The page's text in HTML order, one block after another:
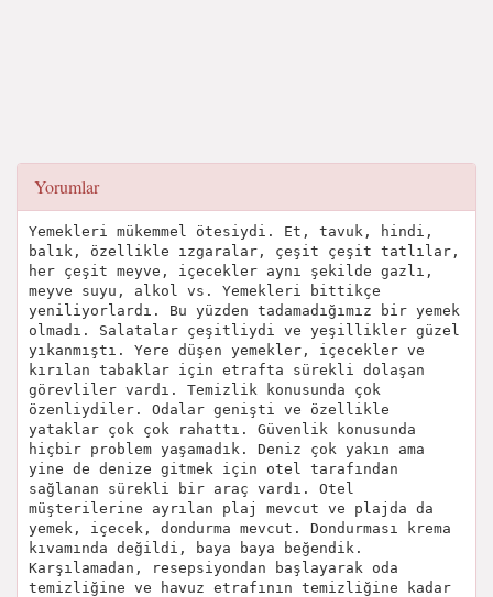
Yorumlar
Yemekleri mükemmel ötesiydi. Et, tavuk, hindi,
balık, özellikle ızgaralar, çeşit çeşit tatlılar,
her çeşit meyve, içecekler aynı şekilde gazlı,
meyve suyu, alkol vs. Yemekleri bittikçe
yeniliyorlardı. Bu yüzden tadamadığımız bir yemek
olmadı. Salatalar çeşitliydi ve yeşillikler güzel
yıkanmıştı. Yere düşen yemekler, içecekler ve
kırılan tabaklar için etrafta sürekli dolaşan
görevliler vardı. Temizlik konusunda çok
özenliydiler. Odalar genişti ve özellikle
yataklar çok çok rahattı. Güvenlik konusunda
hiçbir problem yaşamadık. Deniz çok yakın ama
yine de denize gitmek için otel tarafından
sağlanan sürekli bir araç vardı. Otel
müşterilerine ayrılan plaj mevcut ve plajda da
yemek, içecek, dondurma mevcut. Dondurması krema
kıvamında değildi, baya baya beğendik.
Karşılamadan, resepsiyondan başlayarak oda
temizliğine ve havuz etrafının temizliğine kadar